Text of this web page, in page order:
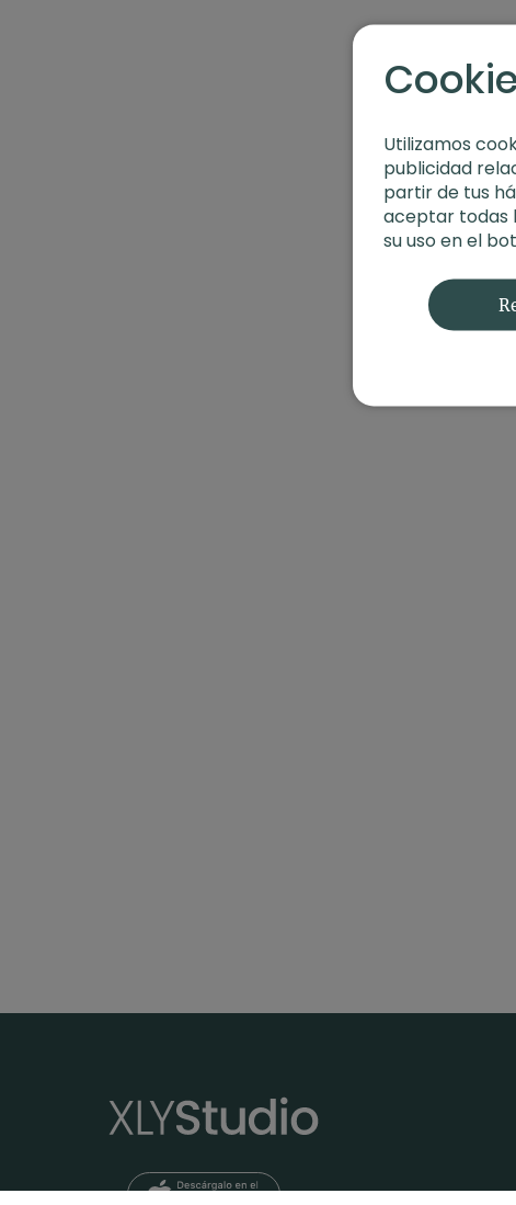
Contenido relacionado: Rutina de práctica | Yoga
Utilizamos
publicidad
partir de tus
aceptar todas
su uso en el